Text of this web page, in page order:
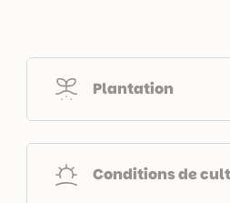
Plantation
Conditions de